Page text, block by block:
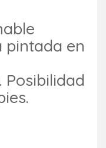
pintada en
Posibilidad